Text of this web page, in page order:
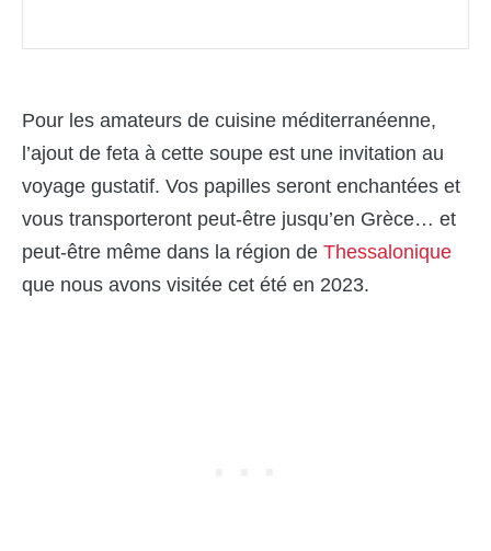
Pour les amateurs de cuisine méditerranéenne,
l’ajout de feta à cette soupe est une invitation au
voyage gustatif. Vos papilles seront enchantées et
vous transporteront peut-être jusqu’en Grèce… et
peut-être même dans la région de Thessalonique
que nous avons visitée cet été en 2023.